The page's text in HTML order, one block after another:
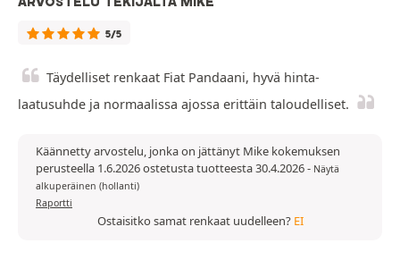
5/5
Täydelliset renkaat Fiat Pandaani, hyvä hinta-
laatusuhde ja normaalissa ajossa erittäin taloudelliset.
Käännetty arvostelu, jonka on jättänyt Mike kokemuksen
perusteella 1.6.2026 ostetusta tuotteesta 30.4.2026- Näytä
alkuperäinen (hollanti)
Raportti
Ostaisitko samat renkaat uudelleen? EI